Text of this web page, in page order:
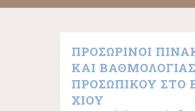
ΠΡΟΣΩΡΙΝΟΙ
ΚΑΙ
ΠΡΟΣΩΠΙΚΟΥ ΣΤΟ
ΧΙΟΥ